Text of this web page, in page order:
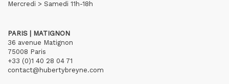
Mercredi > Samedi 11h-18h
PARIS | MATIGNON
36 avenue Matignon
75008 Paris
+33 (0)1 40 28 04 71
contact@hubertybreyne.com